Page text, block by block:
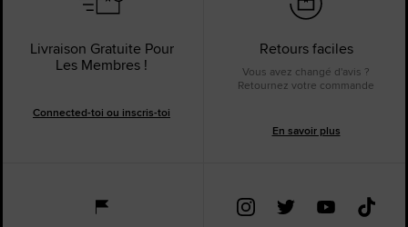
Livraison Gratuite Pour
Les Membres !
Connected-toi ou inscris-toi
Retours faciles
Vous avez changé d'avis ?
Retournez votre commande
En savoir plus